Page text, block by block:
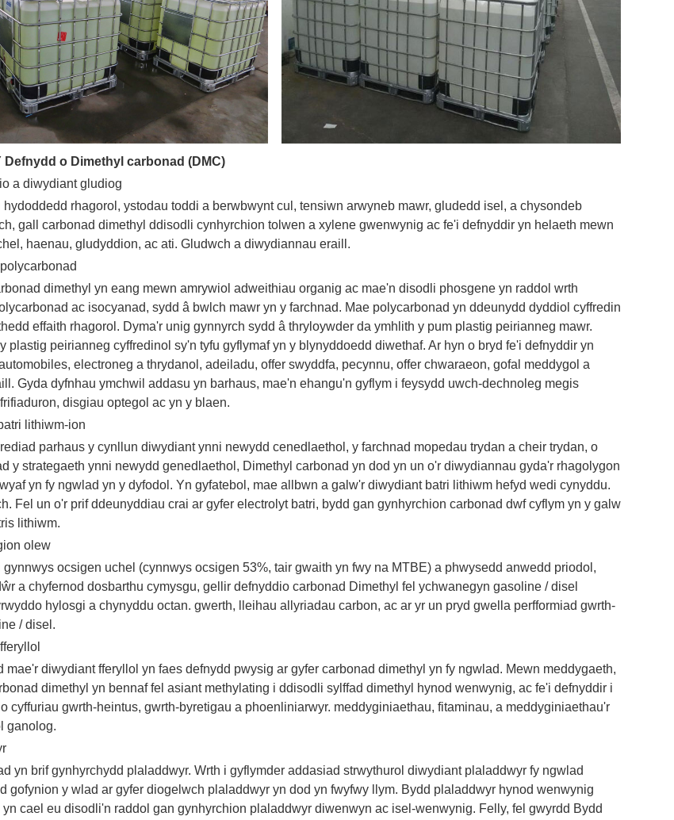
Defnydd o Dimethyl carbonad (DMC)
a diwydiant gludiog
hydoddedd rhagorol, ystodau toddi a berwbwynt cul, tensiwn arwyneb mawr, gludedd isel, a chysondeb
gall carbonad dimethyl ddisodli cynhyrchion tolwen a xylene gwenwynig ac fe'i defnyddir yn helaeth mewn
haenau, gludyddion, ac ati. Gludwch a diwydiannau eraill.
dimethyl yn eang mewn amrywiol adweithiau organig ac mae'n disodli phosgene yn raddol wrth
ac isocyanad, sydd â bwlch mawr yn y farchnad. Mae polycarbonad yn ddeunydd dyddiol cyffredin
effaith rhagorol. Dyma'r unig gynnyrch sydd â thryloywder da ymhlith y pum plastig peirianneg mawr.
plastig peirianneg cyffredinol sy'n tyfu gyflymaf yn y blynyddoedd diwethaf. Ar hyn o bryd fe'i defnyddir yn
electroneg a thrydanol, adeiladu, offer swyddfa, pecynnu, offer chwaraeon, gofal meddygol a
Gyda dyfnhau ymchwil addasu yn barhaus, mae'n ehangu'n gyflym i feysydd uwch-dechnoleg megis
disgiau optegol ac yn y blaen.
lithiwm-ion
parhaus y cynllun diwydiant ynni newydd cenedlaethol, y farchnad mopedau trydan a cheir trydan, o
y strategaeth ynni newydd genedlaethol, Dimethyl carbonad yn dod yn un o'r diwydiannau gyda'r rhagolygon
yn fy ngwlad yn y dyfodol. Yn gyfatebol, mae allbwn a galw'r diwydiant batri lithiwm hefyd wedi cynyddu.
Fel un o'r prif ddeunyddiau crai ar gyfer electrolyt batri, bydd gan gynhyrchion carbonad dwf cyflym yn y galw
lithiwm.
olew
gynnwys ocsigen uchel (cynnwys ocsigen 53%, tair gwaith yn fwy na MTBE) a phwysedd anwedd priodol,
a chyfernod dosbarthu cymysgu, gellir defnyddio carbonad Dimethyl fel ychwanegyn gasoline / disel
hylosgi a chynyddu octan. gwerth, lleihau allyriadau carbon, ac ar yr un pryd gwella perfformiad gwrth-
/ disel.
mae'r diwydiant fferyllol yn faes defnydd pwysig ar gyfer carbonad dimethyl yn fy ngwlad. Mewn meddygaeth,
dimethyl yn bennaf fel asiant methylating i ddisodli sylffad dimethyl hynod wenwynig, ac fe'i defnyddir i
cyffuriau gwrth-heintus, gwrth-byretigau a phoenliniarwyr. meddyginiaethau, fitaminau, a meddyginiaethau'r
ganolog.
yn brif gynhyrchydd plaladdwyr. Wrth i gyflymder addasiad strwythurol diwydiant plaladdwyr fy ngwlad
gofynion y wlad ar gyfer diogelwch plaladdwyr yn dod yn fwyfwy llym. Bydd plaladdwyr hynod wenwynig
cael eu disodli'n raddol gan gynhyrchion plaladdwyr diwenwyn ac isel-wenwynig. Felly, fel gwyrdd Bydd